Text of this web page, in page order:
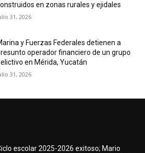
en zonas rurales y ejidales
31, 2026
y Fuerzas Federales detienen a
operador financiero de un grupo
en Mérida, Yucatán
31, 2026
escolar 2025-2026 exitoso; Mario